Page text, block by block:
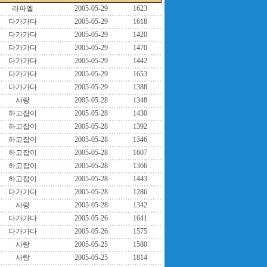
라파엘 2005-05-29
1623
다가가다
2005-05-29
1618
다가가다
2005-05-29
1420
다가가다
2005-05-29
1470
다가가다
2005-05-29
1442
다가가다
2005-05-29
1653
다가가다
2005-05-29
1388
사랑
2005-05-28
1348
하고잡이
2005-05-28
1430
하고잡이
2005-05-28
1392
하고잡이
2005-05-28
1346
하고잡이
2005-05-28
1607
하고잡이
2005-05-28
1366
하고잡이
2005-05-28
1443
다가가다
2005-05-28
1286
사랑
2005-05-28
1342
다가가다
2005-05-26
1641
다가가다
2005-05-26
1575
사랑
2005-05-25
1580
사랑
2005-05-25
1814